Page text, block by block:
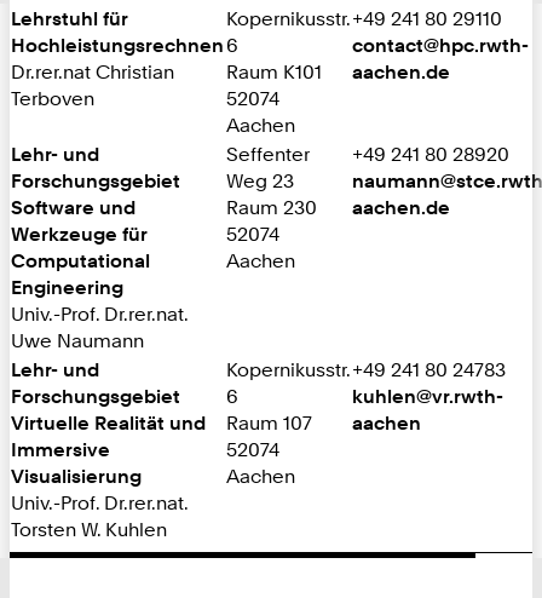
Lehrstuhl für
Hochleistungsrechnen
Dr.rer.nat Christian
Terboven
Kopernikusstr.
6
Raum K101
52074
Aachen
+49 241 80 29110
contact@hpc.rwth-
aachen.de
Lehr- und
Forschungsgebiet
Software und
Werkzeuge für
Computational
Engineering
Univ.-Prof. Dr.rer.nat.
Uwe Naumann
Seffenter
Weg 23
Raum 230
52074
Aachen
+49 241 80 28920
aachen.de
Lehr- und
Forschungsgebiet
Virtuelle Realität und
Immersive
Visualisierung
Univ.-Prof. Dr.rer.nat.
Torsten W. Kuhlen
Kopernikusstr.
6
Raum 107
52074
Aachen
+49 241 80 24783
kuhlen@vr.rwth-
aachen